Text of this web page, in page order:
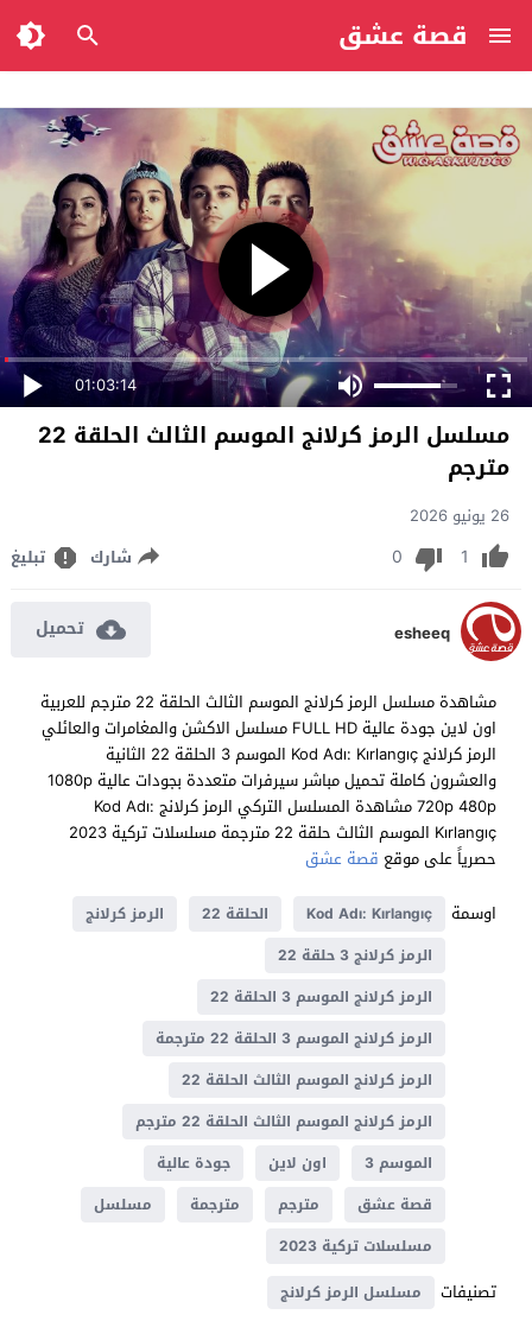
قصة عشق
01:03:14
مسلسل الرمز كرلانج الموسم الثالث الحلقة 22
مترجم
26 يونيو 2026
1
0 شارك تبليغ
esheeq تحميل
مشاهدة مسلسل الرمز كرلانج الموسم الثالث الحلقة 22 مترجم للعربية
اون لاين جودة عالية FULL HD مسلسل الاكشن والمغامرات والعائلي
الرمز كرلانج Kod Adı: Kırlangıç الموسم 3 الحلقة 22 الثانية
والعشرون كاملة تحميل مباشر سيرفرات متعددة بجودات عالية 1080p
720p 480p مشاهدة المسلسل التركي الرمز كرلانج Kod Adı:
Kırlangıç الموسم الثالث حلقة 22 مترجمة مسلسلات تركية 2023
حصرياً على موقع قصة عشق
اوسمة
Kod Adı: Kırlangıç الحلقة 22
الرمز كرلانج
الرمز كرلانج 3 حلقة 22
الرمز كرلانج الموسم 3 الحلقة 22
الرمز كرلانج الموسم 3 الحلقة 22 مترجمة
الرمز كرلانج الموسم الثالث الحلقة 22
الرمز كرلانج الموسم الثالث الحلقة 22 مترجم
الموسم 3
اون لاين
جودة عالية
قصة عشق
مترجم مترجمة
مسلسل
مسلسلات تركية 2023
تصنيفات مسلسل الرمز كرلانج